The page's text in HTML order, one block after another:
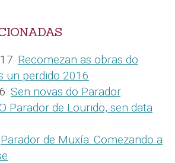
Recomezan as obras do
un perdido 2016
Sen novas do Parador.
Parador de Lourido, sen data
Parador de Muxía: Comezando a